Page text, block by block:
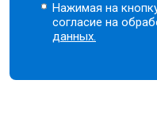
Нажимая на
согласие на
данных.